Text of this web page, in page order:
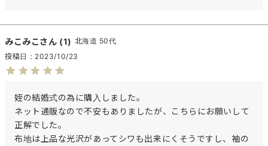
みこみこ 1 北海道 50代
投稿日
2023/10/23
姪の結婚式の為に購入しました。
ネット通販なので不安もありましたが、こちらにお願いして
正解でした。
布地は上品な光沢があってシワも出来にくそうですし、袖の